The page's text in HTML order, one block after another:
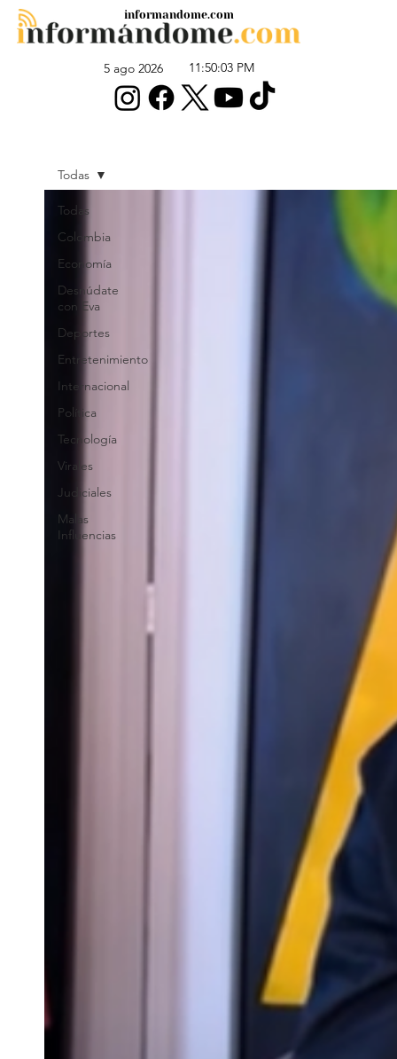
5 ago 2026 11:50:03 PM
informandome.com
Todas
Colombia
Economía
Desnúdate
con Eva
Deportes
Entretenimiento
Internacional
Política
Tecnología
Virales
Judiciales
Malas
Influencias
Todas